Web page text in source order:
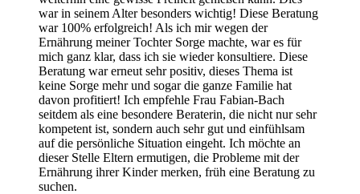
war in seinem Alter besonders wichtig! Diese Beratung
war 100% erfolgreich! Als ich mir wegen der
Ernährung meiner Tochter Sorge machte, war es für
mich ganz klar, dass ich sie wieder konsultiere. Diese
Beratung war erneut sehr positiv, dieses Thema ist
keine Sorge mehr und sogar die ganze Familie hat
davon profitiert! Ich empfehle Frau Fabian-Bach
seitdem als eine besondere Beraterin, die nicht nur sehr
kompetent ist, sondern auch sehr gut und einfühlsam
auf die persönliche Situation eingeht. Ich möchte an
dieser Stelle Eltern ermutigen, die Probleme mit der
Ernährung ihrer Kinder merken, früh eine Beratung zu
suchen.